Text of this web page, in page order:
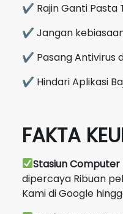
✔ Rajin Ganti Pasta
✔ Jangan
✔ Pasang Antivirus
✔ Hindari Aplikasi
FAKTA
Stasiun
dipercaya Ribuan
Kami di Google